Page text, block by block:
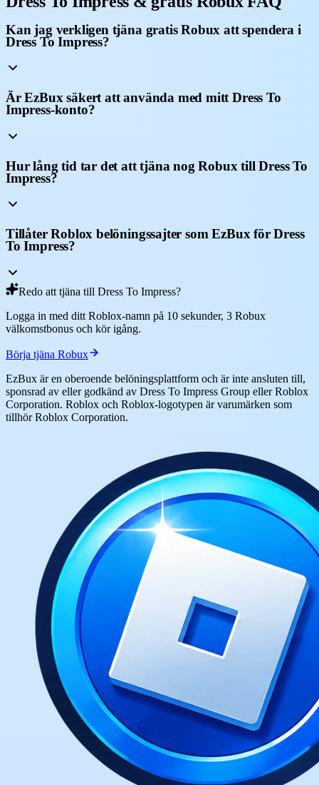
Kan jag verkligen tjäna gratis Robux att spendera i
Dress To Impress?
Är EzBux säkert att använda med mitt Dress To
Impress-konto?
Hur lång tid tar det att tjäna nog Robux till Dress To
Impress?
Tillåter Roblox belöningssajter som EzBux för Dress
To Impress?
Redo att tjäna till Dress To Impress?
Logga in med ditt Roblox-namn på 10 sekunder, 3 Robux
välkomstbonus och kör igång.
Börja tjäna Robux
EzBux är en oberoende belöningsplattform och är inte ansluten till,
sponsrad av eller godkänd av Dress To Impress Group eller Roblox
Corporation. Roblox och Roblox-logotypen är varumärken som
tillhör Roblox Corporation.